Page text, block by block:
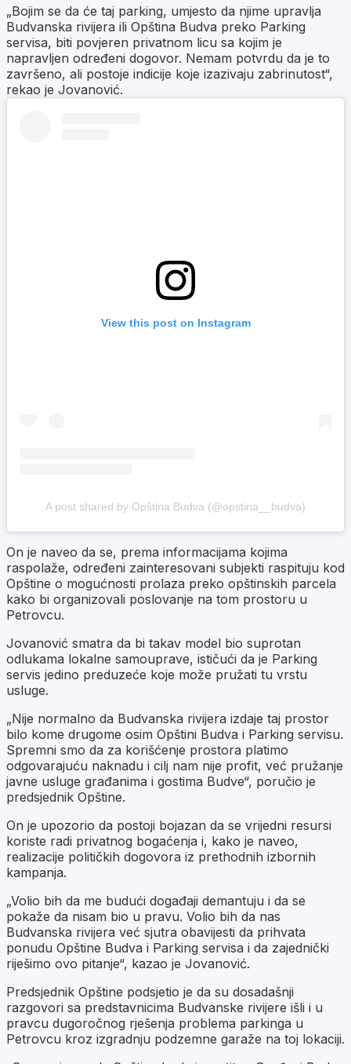
„Bojim se da će taj parking, umjesto da njime upravlja
Budvanska rivijera ili Opština Budva preko Parking
servisa, biti povjeren privatnom licu sa kojim je
napravljen određeni dogovor. Nemam potvrdu da je to
završeno, ali postoje indicije koje izazivaju zabrinutost“,
rekao je Jovanović.
View this post on Instagram
A post shared by Opština Budva (@opstina__budva)
On je naveo da se, prema informacijama kojima
raspolaže, određeni zainteresovani subjekti raspituju kod
Opštine o mogućnosti prolaza preko opštinskih parcela
kako bi organizovali poslovanje na tom prostoru u
Petrovcu.
Jovanović smatra da bi takav model bio suprotan
odlukama lokalne samouprave, ističući da je Parking
servis jedino preduzeće koje može pružati tu vrstu
usluge.
„Nije normalno da Budvanska rivijera izdaje taj prostor
bilo kome drugome osim Opštini Budva i Parking servisu.
Spremni smo da za korišćenje prostora platimo
odgovarajuću naknadu i cilj nam nije profit, već pružanje
javne usluge građanima i gostima Budve“, poručio je
predsjednik Opštine.
On je upozorio da postoji bojazan da se vrijedni resursi
koriste radi privatnog bogaćenja i, kako je naveo,
realizacije političkih dogovora iz prethodnih izbornih
kampanja.
„Volio bih da me budući događaji demantuju i da se
pokaže da nisam bio u pravu. Volio bih da nas
Budvanska rivijera već sjutra obavijesti da prihvata
ponudu Opštine Budva i Parking servisa i da zajednički
riješimo ovo pitanje“, kazao je Jovanović.
Predsjednik Opštine podsjetio je da su dosadašnji
razgovori sa predstavnicima Budvanske rivijere išli i u
pravcu dugoročnog rješenja problema parkinga u
Petrovcu kroz izgradnju podzemne garaže na toj lokaciji.